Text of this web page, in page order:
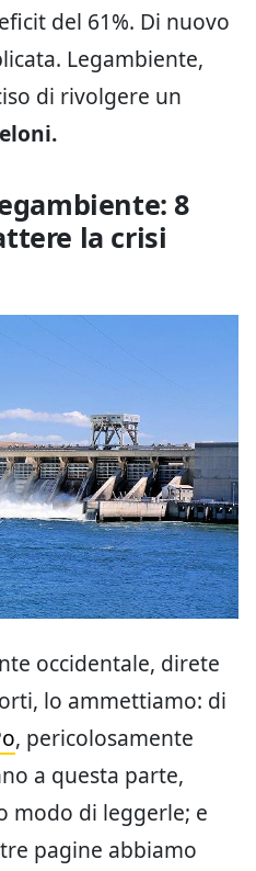
del 61%. Di nuovo
Legambiente,
di rivolgere un
8
la crisi
occidentale, direte
lo ammettiamo: di
, pericolosamente
a questa parte,
modo di leggerle; e
pagine abbiamo